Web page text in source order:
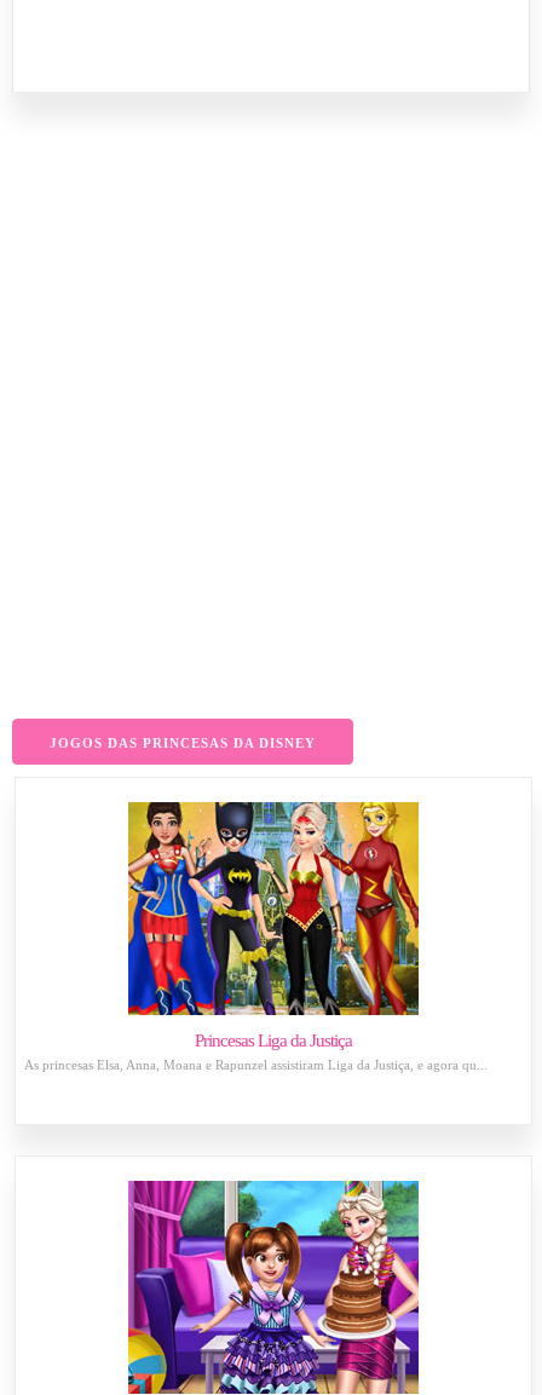
JOGOS DAS PRINCESAS DA DISNEY
Princesas Liga da Justiça
As princesas Elsa, Anna, Moana e Rapunzel assistiram Liga da Justiça, e agora qu...